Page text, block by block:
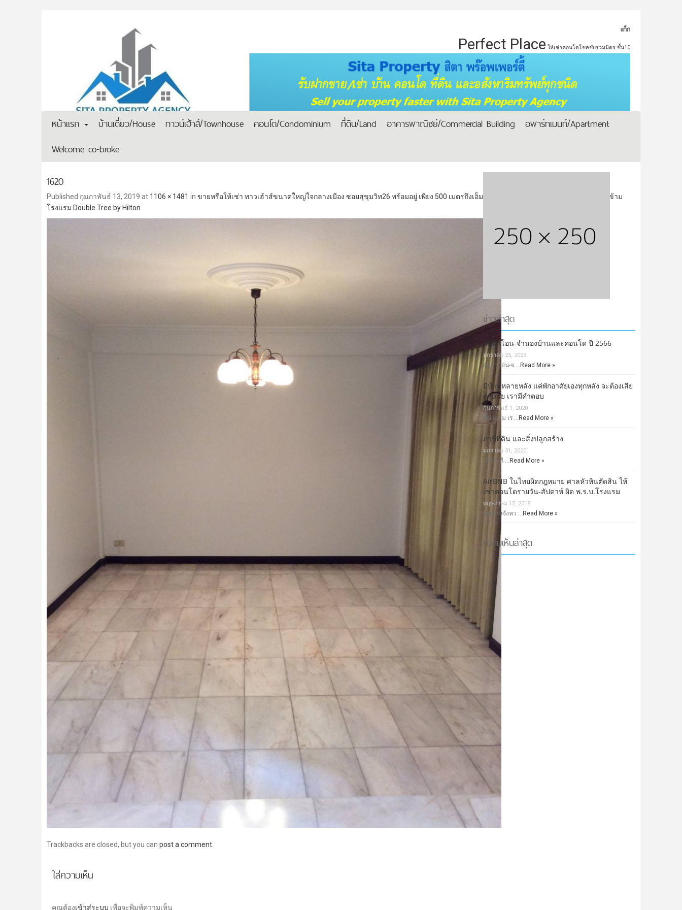
แท็ก
Perfect Place ให้เช่าคอนโดโชคชัยร่วมมิตร ชั้น10
หน้าแรก บ้านเดี่ยว/House ทาวน์เฮ้าส์/Townhouse คอนโด/Condominium ที่ดิน/Land อาคารพาณิชย์/Commercial Building
อพาร์ทเมนท์/Apartment
Welcome co-broke
1620
Published กุมภาพันธ์ 13, 2019 at 1106 × 1481 in ขายหรือให้เช่า ทาวเฮ้าส์ขนาดใหญ่ใจกลางเมือง ซอยสุขุมวิท26 พร้อมอยู่ เพียง 500 เมตรถึงเอ็มโพเรี่ยม และสถานีรถไฟฟ้าพร้อมพงศ์ ตรงข้าม
โรงแรม Double Tree by Hilton
Trackbacks are closed, but you can post a comment
ใส่ความเห็น
คุณต้องเข้าสู่ระบบ เพื่อจะพิมพ์ความเห็น
ข่าวล่าสุด
ลดค่าโอน-จำนองบ้านและคอนโด ปี 2566
มกราคม 25, 2023
ลดค่าโอน-จ … Read More »
มีบ้านหลายหลัง แค่พักอาศัยเองทุกหลัง จะต้องเสีย
ภาษีมั้ย เรามีคำตอบ
กุมภาพันธ์ 1, 2020
มีคำถาม เร … Read More »
ภาษีที่ดิน และสิ่งปลูกสร้าง
มกราคม 31, 2020
เมื่อไม่กี … Read More »
AirBNB ในไทยผิดกฎหมาย ศาลหัวหินตัดสิน ให้
เช่าคอนโดรายวัน-สัปดาห์ ผิด พ.ร.บ.โรงแรม
พฤษภาคม 12, 2018
พบศาลจังหว … Read More »
ความเห็นล่าสุด